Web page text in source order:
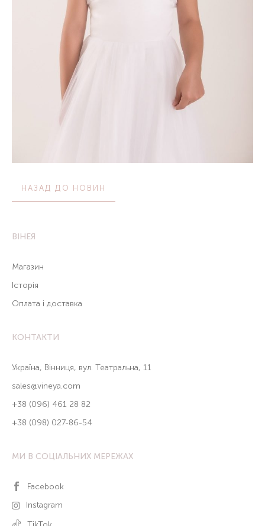
НАЗАД ДО НОВИН
ВІНЕЯ
Магазин
Історія
Оплата і доставка
КОНТАКТИ
Україна, Вінниця, вул. Театральна, 11
sales@vineya.com
+38 (096) 461 28 82
+38 (098) 027-86-54
МИ В СОЦІАЛЬНИХ МЕРЕЖАХ
Facebook
Instagram